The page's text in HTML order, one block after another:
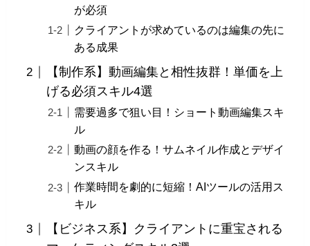
が必須
クライアントが求めているのは編集の先に
ある成果
【制作系】動画編集と相性抜群！単価を上
げる必須スキル4選
需要過多で狙い目！ショート動画編集スキ
ル
動画の顔を作る！サムネイル作成とデザイ
ンスキル
作業時間を劇的に短縮！AIツールの活用ス
キル
【ビジネス系】クライアントに重宝される